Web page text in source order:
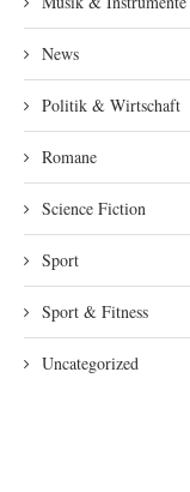
News
Politik & Wirtschaft
Romane
Science Fiction
Sport
Sport & Fitness
Uncategorized